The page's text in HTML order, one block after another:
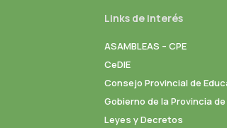
Links de interés
ASAMBLEAS – CPE
CeDIE
Consejo Provincial de
Gobierno de la Provincia
Leyes y Decretos